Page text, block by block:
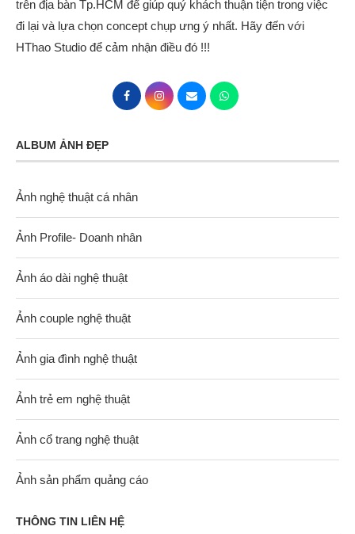
trên địa bàn Tp.HCM để giúp quý khách thuận tiện trong việc
đi lại và lựa chọn concept chụp ưng ý nhất. Hãy đến với
HThao Studio để cảm nhận điều đó !!!
ALBUM ẢNH ĐẸP
Ảnh nghệ thuật cá nhân
Ảnh Profile- Doanh nhân
Ảnh áo dài nghệ thuật
Ảnh couple nghệ thuật
Ảnh gia đình nghệ thuật
Ảnh trẻ em nghệ thuật
Ảnh cổ trang nghệ thuật
Ảnh sản phẩm quảng cáo
THÔNG TIN LIÊN HỆ